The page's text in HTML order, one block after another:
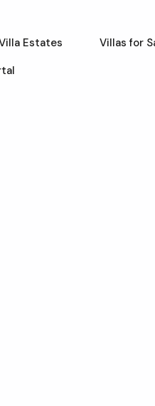
Estates Villas for